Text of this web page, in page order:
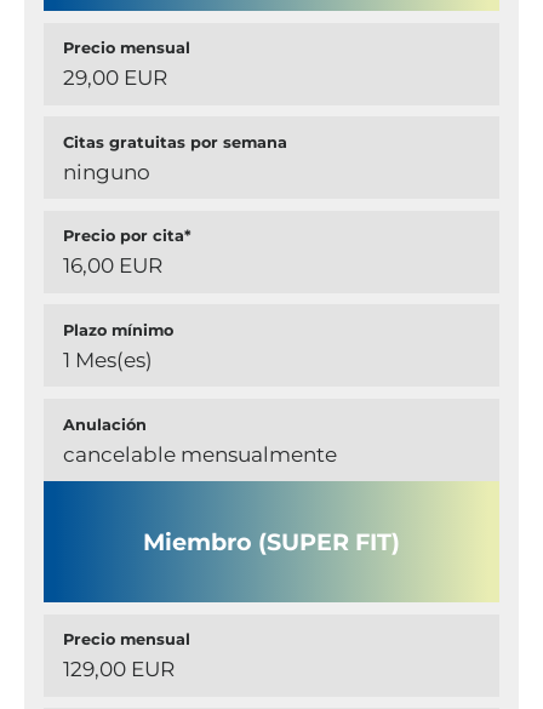
Precio mensual
29,00 EUR
Citas gratuitas por semana
ninguno
Precio por cita*
16,00 EUR
Plazo mínimo
1 Mes(es)
Anulación
cancelable mensualmente
Miembro (SUPER FIT)
Precio mensual
129,00 EUR